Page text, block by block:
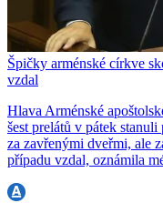
Špičky arménské církve
vzdal
Hlava Arménské
šest prelátů v pátek
za zavřenými dveřmi, ale
případu vzdal, oznámila